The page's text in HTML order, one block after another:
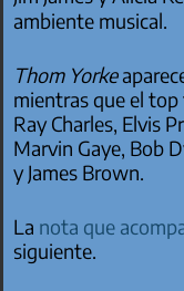
ambiente musical.
Thom Yorke
mientras que el
Ray Charles, Elvis
Marvin Gaye, Bob
y James Brown.
La nota que
siguiente.